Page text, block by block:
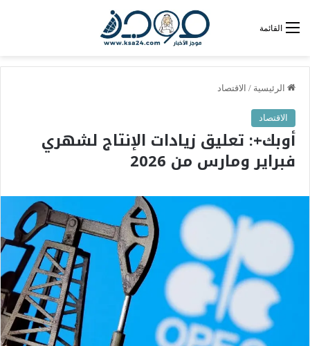
القائمة
الرئيسية / الاقتصاد
الاقتصاد
أوبك+: تعليق زيادات الإنتاج لشهري
فبراير ومارس من 2026